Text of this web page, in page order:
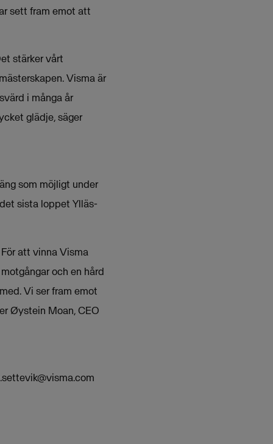
sett fram emot att
stärker vårt
Visma är
i många år
glädje, säger
som möjligt under
sista loppet Ylläs-
att vinna Visma
och en hård
Vi ser fram emot
Øystein Moan, CEO